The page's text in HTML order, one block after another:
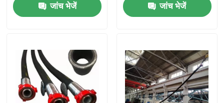
उत्पाद
जांच भेजें जांच भेजें